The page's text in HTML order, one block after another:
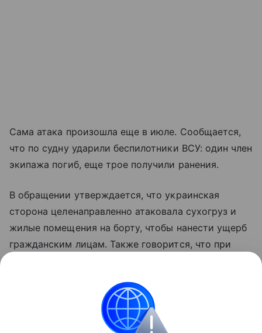
Сама атака произошла еще в июле. Сообщается,
что по судну ударили беспилотники ВСУ: один член
экипажа погиб, еще трое получили ранения.
В обращении утверждается, что украинская
сторона целенаправленно атаковала сухогруз и
жилые помещения на борту, чтобы нанести ущерб
гражданским лицам. Также говорится, что при
Sari продолжил движение и дошел до Трабзона.
Турция суд Новости